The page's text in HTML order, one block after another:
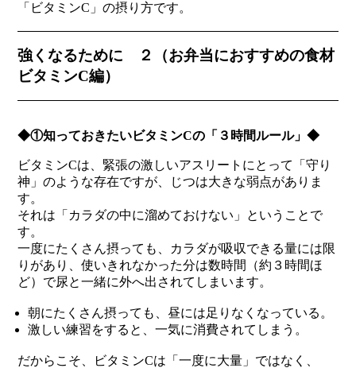
「ビタミンC」の摂り方です。
強くなるために ２（お弁当におすすめの食材
ビタミンC編）
◆①知っておきたいビタミンCの「３時間ルール」◆
ビタミンCは、緊張の激しいアスリートにとって「守り
神」のような存在ですが、じつは大きな弱点がありま
す。
それは「カラダの中に溜めておけない」ということで
す。
一度にたくさん摂っても、カラダが吸収できる量には限
りがあり、使いきれなかった分は数時間（約３時間ほ
ど）で尿と一緒に外へ出されてしまいます。
朝にたくさん摂っても、昼には足りなくなっている。
激しい練習をすると、一気に消費されてしまう。
だからこそ、ビタミンCは「一度に大量」ではなく、